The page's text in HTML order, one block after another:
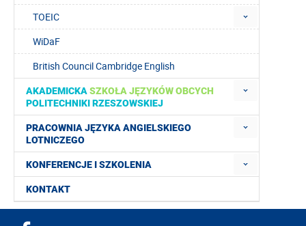
TOEIC
WiDaF
British Council Cambridge English
AKADEMICKA SZKOŁA JĘZYKÓW OBCYCH
POLITECHNIKI RZESZOWSKIEJ
PRACOWNIA JĘZYKA ANGIELSKIEGO
LOTNICZEGO
KONFERENCJE I SZKOLENIA
KONTAKT